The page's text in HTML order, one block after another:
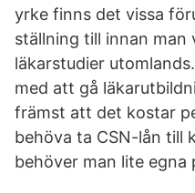
yrke finns det vissa
ställning till innan man
läkarstudier
med att gå
främst att det kostar
behöva ta CSN-lån till
behöver man lite egna